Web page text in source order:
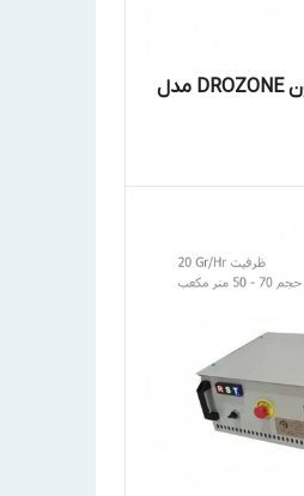
دستگاه تزریق اوزون DROZONE مدل